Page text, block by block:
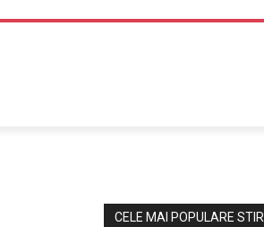
CELE MAI POPULARE